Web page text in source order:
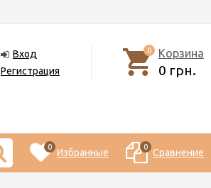
Вход
Регистрация
0 Корзина
0 грн.
0 Избранные 0 Сравнение